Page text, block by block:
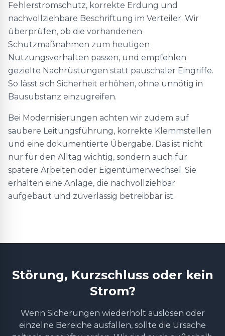
Fehlerstromschutz, korrekte Erdung und
nachvollziehbare Beschriftung im Verteiler. Wir
überprüfen, ob die vorhandenen
Schutzmaßnahmen zum heutigen
Nutzungsverhalten passen, und empfehlen
gezielte Nachrüstungen statt pauschaler Eingriffe.
So lässt sich Sicherheit erhöhen, ohne unnötig in
Bausubstanz einzugreifen.
Bei Modernisierungen achten wir zudem auf
saubere Leitungsführung, korrekte Klemmstellen
und eine dokumentierte Übergabe. Das ist nicht
nur für den Alltag wichtig, sondern auch für
spätere Arbeiten oder Eigentümerwechsel. Sie
erhalten eine Anlage, die nachvollziehbar
aufgebaut und zuverlässig betreibbar ist.
Störung, Kurzschluss oder kein
Strom?
Wenn Sicherungen wiederholt auslösen oder
einzelne Bereiche ausfallen, sollte die Ursache